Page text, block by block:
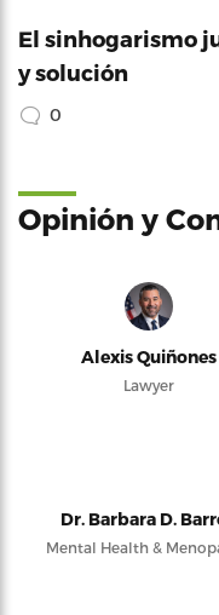
El sinhogarismo
y solución
0
Opinión y
Alexis Quiñones
Lawyer
Dr. Barbara D.
Mental Health &